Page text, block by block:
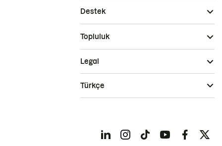
Destek
Topluluk
Legal
Türkçe